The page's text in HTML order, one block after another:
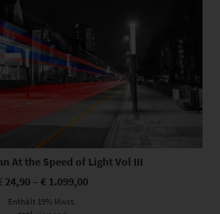
At the Speed of Light Vol III
24,90– €1.099,00
Enthält 19% Mwst.